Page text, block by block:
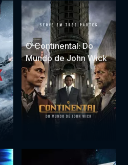
O Continental: Do
Mundo de John Wick